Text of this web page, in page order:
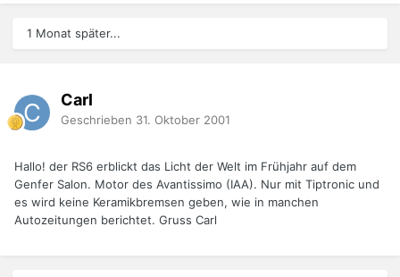
1 Monat später...
Carl
Geschrieben 31. Oktober 2001
Hallo! der RS6 erblickt das Licht der Welt im Frühjahr auf dem
Genfer Salon. Motor des Avantissimo (IAA). Nur mit Tiptronic und
es wird keine Keramikbremsen geben, wie in manchen
Autozeitungen berichtet. Gruss Carl